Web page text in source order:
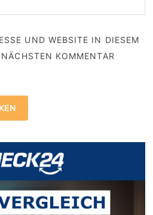
UND WEBSITE IN DIESEM
KOMMENTAR